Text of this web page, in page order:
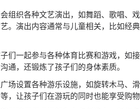
组织各种文艺演出，如舞蹈、歌唱、
。演出内容通常与儿童相关，比如经
们一起参与各种体育比赛和游戏，如
通，还锻炼了孩子们的身体素质。
场设置各种游乐设施，如旋转木马、
，让孩子们在游玩的同时也能享受购物